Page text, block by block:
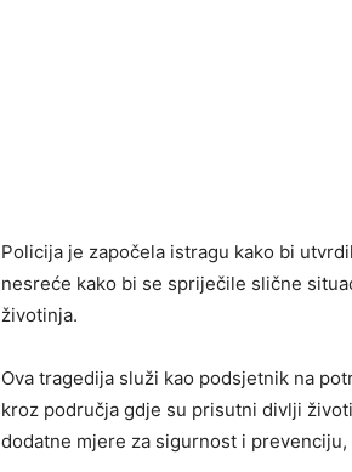
Policija je započela istragu kako bi
nesreće kako bi se spriječile slične
životinja.
Ova tragedija služi kao podsjetnik na
kroz područja gdje su prisutni divlji
dodatne mjere za sigurnost i